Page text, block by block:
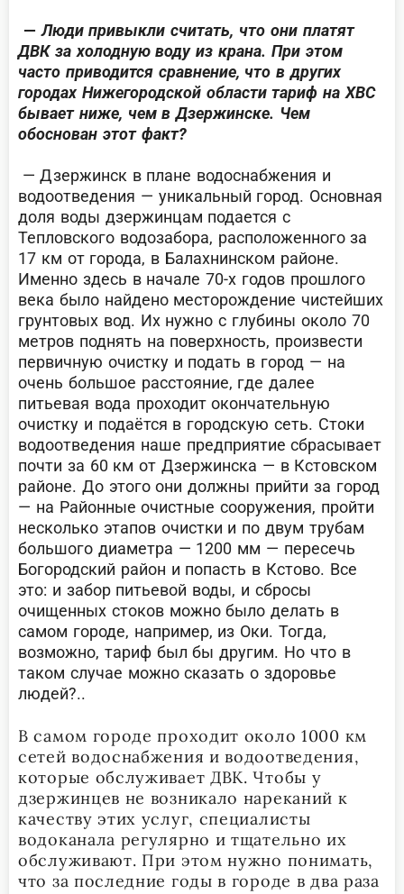
—Люди привыкли считать, что они платят
ДВК за холодную воду из крана. При этом
часто приводится сравнение, что в других
городах Нижегородской области тариф на ХВС
бывает ниже, чем в Дзержинске. Чем
обоснован этот факт?
— Дзержинск в плане водоснабжения и
водоотведения — уникальный город. Основная
доля воды дзержинцам подается с
Тепловского водозабора, расположенного за
17 км от города, в Балахнинском районе.
Именно здесь в начале 70-х годов прошлого
века было найдено месторождение чистейших
грунтовых вод. Их нужно с глубины около 70
метров поднять на поверхность, произвести
первичную очистку и подать в город — на
очень большое расстояние, где далее
питьевая вода проходит окончательную
очистку и подаётся в городскую сеть. Стоки
водоотведения наше предприятие сбрасывает
почти за 60 км от Дзержинска — в Кстовском
районе. До этого они должны прийти за город
— на Районные очистные сооружения, пройти
несколько этапов очистки и по двум трубам
большого диаметра — 1200 мм — пересечь
Богородский район и попасть в Кстово. Все
это: и забор питьевой воды, и сбросы
очищенных стоков можно было делать в
самом городе, например, из Оки. Тогда,
возможно, тариф был бы другим. Но что в
таком случае можно сказать о здоровье
людей?..
В самом городе проходит около 1000 км
сетей водоснабжения и водоотведения,
которые обслуживает ДВК. Чтобы у
дзержинцев не возникало нареканий к
качеству этих услуг, специалисты
водоканала регулярно и тщательно их
обслуживают. При этом нужно понимать,
что за последние годы в городе в два раза